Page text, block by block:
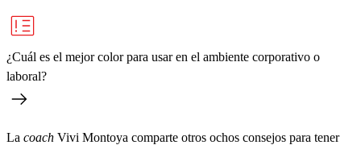
¿Cuál es el mejor color para usar en el ambiente corporativo o
laboral?
La coach Vivi Montoya comparte otros ochos consejos para tener